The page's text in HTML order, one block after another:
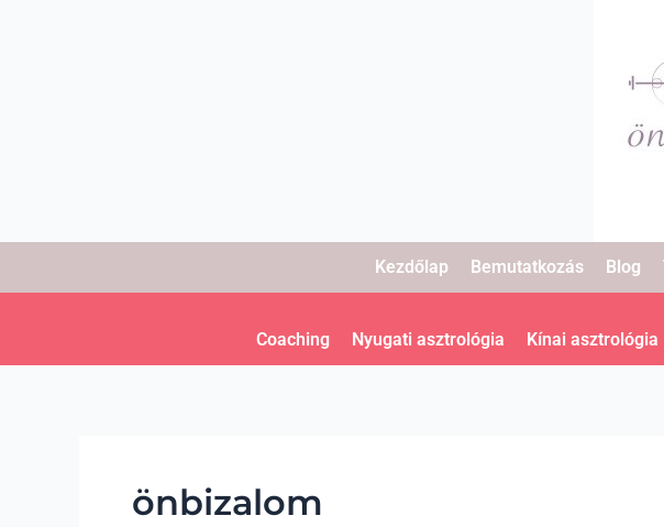
Kezdőlap Bemutatkozás Blog
Coaching Nyugati asztrológia Kínai asztrológia
önbizalom